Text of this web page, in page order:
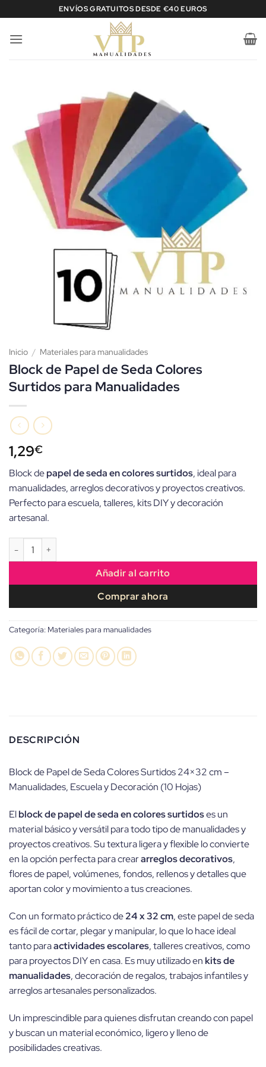
al
contenido
ENVÍOS GRATUITOS DESDE €40 EUROS
Inicio / Materiales para manualidades
Block de Papel de Seda Colores
Surtidos para Manualidades
1,29€
Block depapel de seda en colores surtidos, ideal para
manualidades, arreglos decorativos y proyectos creativos.
Perfecto para escuela, talleres, kits DIY y decoración
artesanal.
Block de Papel de Seda Colores Surtidos para Manualidades
Añadir al carrito
Comprar ahora
Categoría: Materiales para manualidades
DESCRIPCIÓN
Block de Papel de Seda Colores Surtidos 24×32 cm –
Manualidades, Escuela y Decoración (10 Hojas)
Elblock de papel de seda en colores surtidoses un
material básico y versátil para todo tipo de manualidades y
proyectos creativos. Su textura ligera y flexible lo convierte
en la opción perfecta para creararreglos decorativos,
flores de papel, volúmenes, fondos, rellenos y detalles que
aportan color y movimiento a tus creaciones.
Con un formato práctico de24 x 32 cm, este papel de seda
es fácil de cortar, plegar y manipular, lo que lo hace ideal
tanto paraactividades escolares, talleres creativos, como
para proyectos DIY en casa. Es muy utilizado en kits de
manualidades, decoración de regalos, trabajos infantiles y
arreglos artesanales personalizados.
Un imprescindible para quienes disfrutan creando con papel
y buscan un material económico, ligero y lleno de
posibilidades creativas.